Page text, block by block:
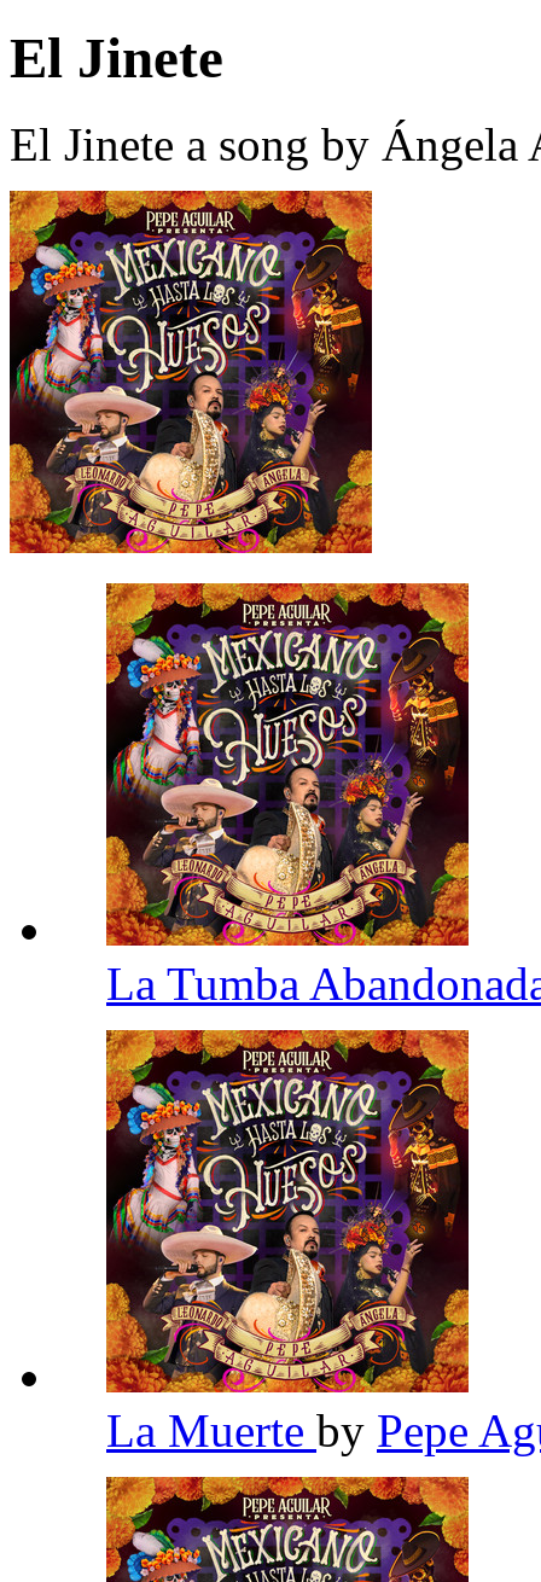
El Jinete
El Jinete a song by
La Tumba
La Muerte by Pepe